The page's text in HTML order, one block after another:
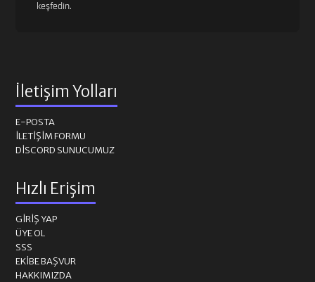
keşfedin.
İletişim Yolları
E-POSTA
İLETIŞIM FORMU
DISCORD SUNUCUMUZ
Hızlı Erişim
GIRIŞ YAP
ÜYE OL
SSS
EKIBE BAŞVUR
HAKKIMIZDA